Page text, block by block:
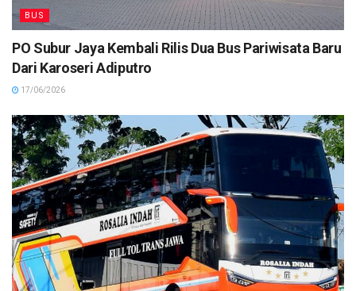
BUS
PO Subur Jaya Kembali Rilis Dua Bus Pariwisata Baru
Dari Karoseri Adiputro
17/06/2026